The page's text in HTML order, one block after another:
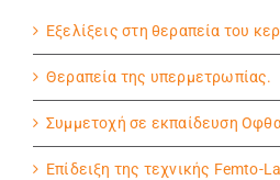
Εξελίξεις στη θεραπεία του
Θεραπεία της υπερμετρωπίας.
Συμμετοχή σε εκπαίδευση
Eπίδειξη της τεχνικής Femto-